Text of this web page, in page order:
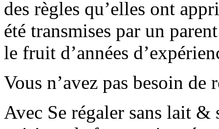
des règles qu’elles ont
été transmises par un
le fruit d’années
Vous n’avez pas besoin
Avec Se régaler sans lait &